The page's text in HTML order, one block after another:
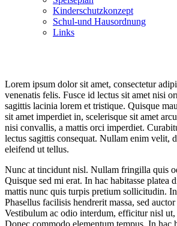
Kinderschutzkonzept
Schul-und Hausordnung
Links
Lorem ipsum dolor sit amet, consectetur
venenatis felis. Fusce id lectus sit amet nisi
sagittis lacinia lorem et tristique. Quisque
sit amet imperdiet in, scelerisque sit amet
nisi convallis, a mattis orci imperdiet.
lectus sagittis consequat. Nullam enim velit,
eleifend ut tellus.
Nunc at tincidunt nisl. Nullam fringilla quis
Quisque sed mi erat. In hac habitasse platea
mattis nunc quis turpis pretium sollicitudin.
Phasellus facilisis hendrerit massa, sed
Vestibulum ac odio interdum, efficitur nisl
Donec commodo elementum tempus. In hac